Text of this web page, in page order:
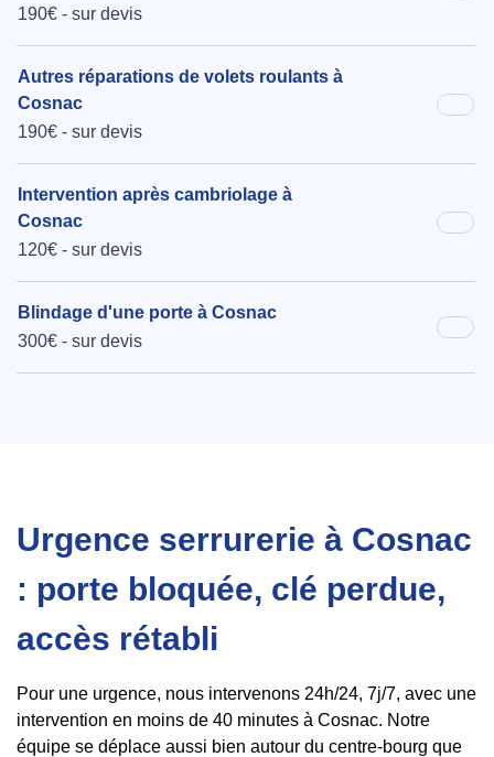
190€ - sur devis
Autres réparations de volets roulants à
Cosnac
190€ - sur devis
Intervention après cambriolage à
Cosnac
120€ - sur devis
Blindage d'une porte à Cosnac
300€ - sur devis
Urgence serrurerie à Cosnac
: porte bloquée, clé perdue,
accès rétabli
Pour une urgence, nous intervenons 24h/24, 7j/7, avec une
intervention en moins de 40 minutes à Cosnac. Notre
équipe se déplace aussi bien autour du centre-bourg que